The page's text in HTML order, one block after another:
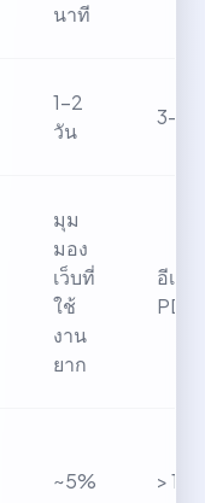
นาที
1-2
วัน
3-5
มุม
มอง
เว็บที่
ใช้
งาน
ยาก
อีเม
PDF
~5% >